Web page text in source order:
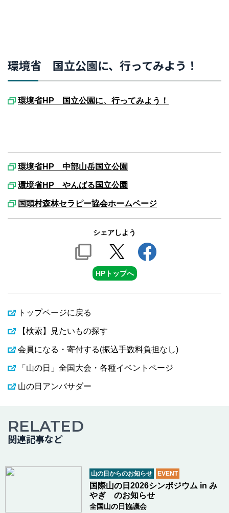
環境省 国立公園に、行ってみよう！
環境省HP 国立公園に、行ってみよう！
環境省HP 中部山岳国立公園
環境省HP やんばる国立公園
国頭村森林セラピー協会ホームページ
シェアしよう
HPトップへ
トップページに戻る
【検索】見たいもの探す
会員になる・寄付する(振込手数料負担なし)
「山の日」全国大会・各種イベントページ
山の日アンバサダー
RELATED
関連記事など
山の日からのお知らせ EVENT
国際山の日2026シンポジウム in み
やぎ のお知らせ
全国山の日協議会